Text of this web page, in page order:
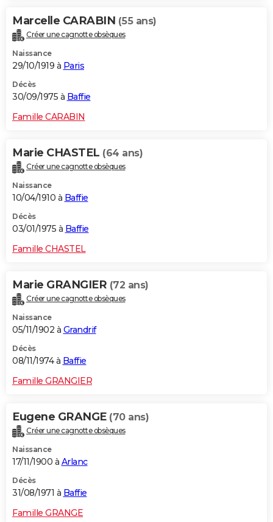
Marcelle CARABIN (55 ans)
Créer une cagnotte obsèques
Naissance
29/10/1919 à Paris
Décès
30/09/1975 à Baffie
Famille CARABIN
Marie CHASTEL (64 ans)
Créer une cagnotte obsèques
Naissance
10/04/1910 à Baffie
Décès
03/01/1975 à Baffie
Famille CHASTEL
Marie GRANGIER (72 ans)
Créer une cagnotte obsèques
Naissance
05/11/1902 à Grandrif
Décès
08/11/1974 à Baffie
Famille GRANGIER
Eugene GRANGE (70 ans)
Créer une cagnotte obsèques
Naissance
17/11/1900 à Arlanc
Décès
31/08/1971 à Baffie
Famille GRANGE